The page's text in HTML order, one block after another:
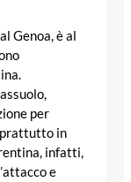
Genoa, è al
per
in
infatti,
e